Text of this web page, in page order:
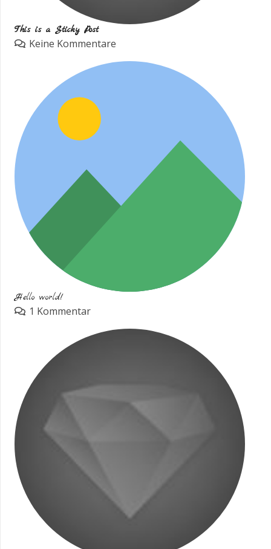
This is a Sticky Post
Keine Kommentare
Hello world!
1 Kommentar